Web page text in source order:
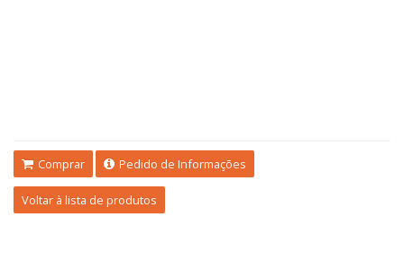
Comprar Pedido de Informações
Voltar à lista de produtos